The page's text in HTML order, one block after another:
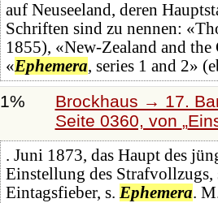
auf Neuseeland, deren
Schriften sind zu nennen:
1855), «New-Zealand and
«Ephemera, series 1 and 2»
1%
Brockhaus → 17.
Seite 0360, von
. Juni 1873, das Haupt des
Einstellung des
Eintagsfieber, s. Ephemera.